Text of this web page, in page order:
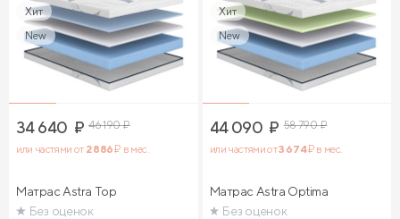
Хит
New
34 640 ₽ 46 190₽
или частями от 2 886₽ в мес.
Матрас Astra Top
Без оценок
Хит
New
44 090 ₽ 58 790₽
или частями от3 674₽ в мес.
Матрас Astra Optima
Без оценок